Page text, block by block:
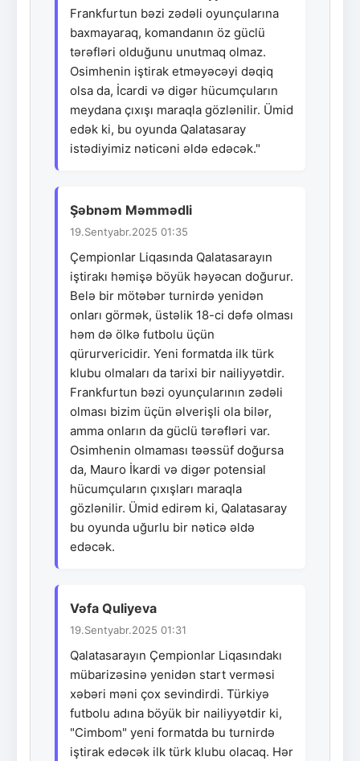
Frankfurtun bəzi zədəli oyunçularına
baxmayaraq, komandanın öz güclü
tərəfləri olduğunu unutmaq olmaz.
Osimhenin iştirak etməyəcəyi dəqiq
olsa da, İcardi və digər hücumçuların
meydana çıxışı maraqla gözlənilir. Ümid
edək ki, bu oyunda Qalatasaray
istədiyimiz nəticəni əldə edəcək."
Şəbnəm Məmmədli
19.Sentyabr.2025 01:35
Çempionlar Liqasında Qalatasarayın
iştirakı həmişə böyük həyəcan doğurur.
Belə bir mötəbər turnirdə yenidən
onları görmək, üstəlik 18-ci dəfə olması
həm də ölkə futbolu üçün
qürurvericidir. Yeni formatda ilk türk
klubu olmaları da tarixi bir nailiyyətdir.
Frankfurtun bəzi oyunçularının zədəli
olması bizim üçün əlverişli ola bilər,
amma onların da güclü tərəfləri var.
Osimhenin olmaması təəssüf doğursa
da, Mauro İkardi və digər potensial
hücumçuların çıxışları maraqla
gözlənilir. Ümid edirəm ki, Qalatasaray
bu oyunda uğurlu bir nəticə əldə
edəcək.
Vəfa Quliyeva
19.Sentyabr.2025 01:31
Qalatasarayın Çempionlar Liqasındakı
mübarizəsinə yenidən start verməsi
xəbəri məni çox sevindirdi. Türkiyə
futbolu adına böyük bir nailiyyətdir ki,
"Cimbom" yeni formatda bu turnirdə
iştirak edəcək ilk türk klubu olacaq. Hər